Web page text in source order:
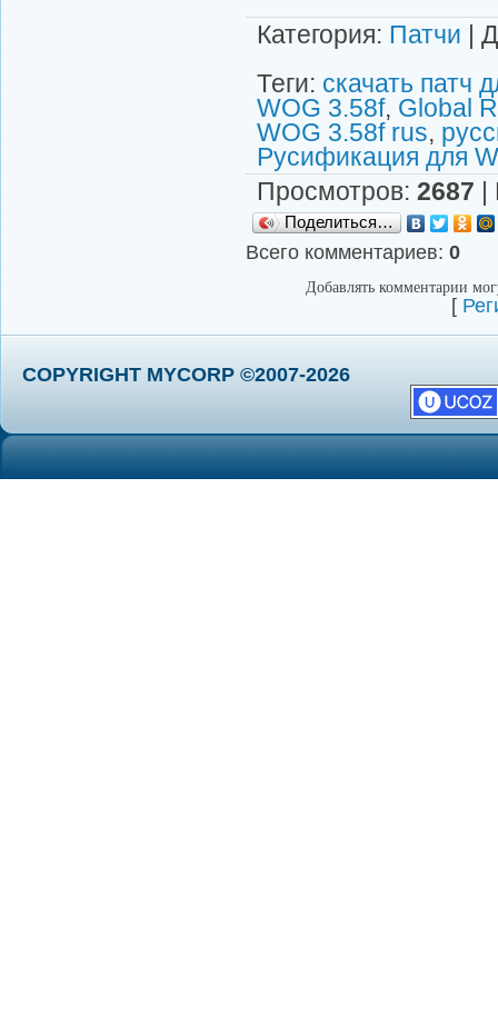
Категория: Патчи |
Теги: скачать патч
WOG 3.58f, Global
WOG 3.58f rus,
Русификация для
Просмотров: 2687 |
Поделиться…
Всего комментариев: 0
Добавлять комментарии
[
COPYRIGHT MYCORP ©2007-2026